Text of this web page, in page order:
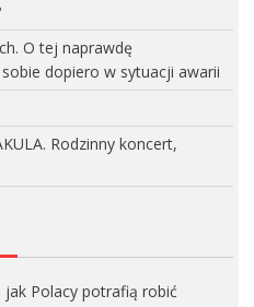
O tej naprawdę
dopiero w sytuacji awarii
Rodzinny koncert,
jak Polacy potrafią robić